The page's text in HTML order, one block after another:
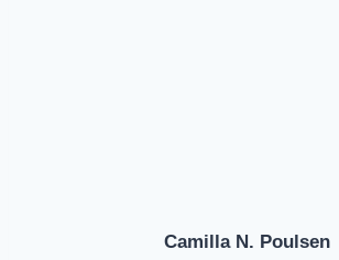
Camilla N. Poulsen